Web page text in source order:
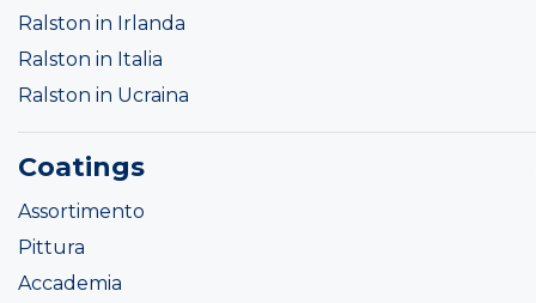
Ralston in Irlanda
Ralston in Italia
Ralston in Ucraina
Coatings
Assortimento
Pittura
Accademia